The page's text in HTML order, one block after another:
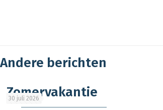
Andere berichten
30 juli 2026
Zomervakantie